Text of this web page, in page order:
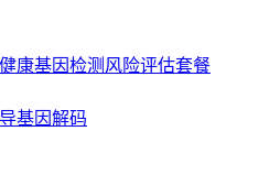
康基因检测 风险评估套餐
基因解码